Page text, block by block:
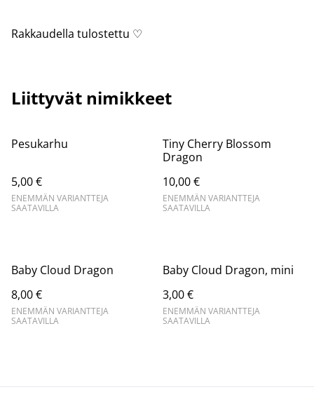
Rakkaudella tulostettu ♡
Liittyvät nimikkeet
Pesukarhu
5,00 €
ENEMMÄN VARIANTTEJA
SAATAVILLA
Tiny Cherry Blossom
Dragon
10,00 €
ENEMMÄN VARIANTTEJA
SAATAVILLA
Baby Cloud Dragon
8,00 €
ENEMMÄN VARIANTTEJA
SAATAVILLA
Baby Cloud Dragon, mini
3,00 €
ENEMMÄN VARIANTTEJA
SAATAVILLA